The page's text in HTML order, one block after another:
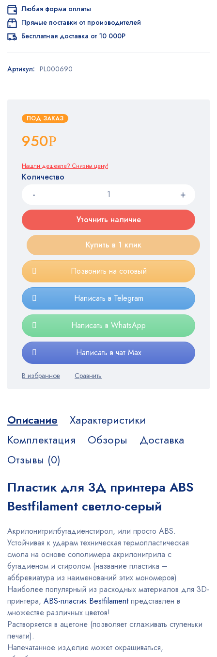
ПОД ЗАКАЗ
950Р
Нашли дешевле? Снизим цену!
Количество
Уточнить наличие
Купить в 1 клик
Позвонить на сотовый
Написать в Telegram
Написать в WhatsApp
Написать в чат Max
Любая форма оплаты
Прямые поставки от производителей
Бесплатная доставка от 10 000Р
Артикул: PL000690
Описание
Характеристики
Комплектация
Обзоры
Доставка
Отзывы (0)
Пластик для 3Д принтера ABS
Bestfilament светло-серый
Акрилонитрилбутадиенстирол, или просто ABS.
Устойчивая к ударам техническая термопластическая
смола на основе сополимера акрилонитрила с
бутадиеном и стиролом (название пластика –
аббревиатура из наименований этих мономеров).
Наиболее популярный из расходных материалов для 3D-
принтера, ABS-пластик Bestfilamentпредставлен в
множестве различных цветов!
Растворяется в ацетоне (позволяет сглаживать ступеньки
печати).
Напечатанное изделие может окрашиваться,